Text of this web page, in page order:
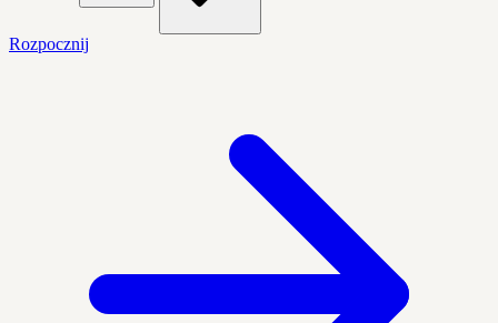
Rozpocznij